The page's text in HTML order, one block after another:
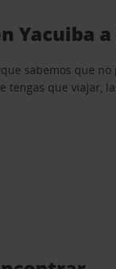
Yacuiba
sabemos que
tengas que viajar,